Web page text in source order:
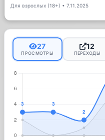
Для взрослых (18+) • 7.11.2025
27
ПРОСМОТРЫ
12
ПЕРЕХОДЫ